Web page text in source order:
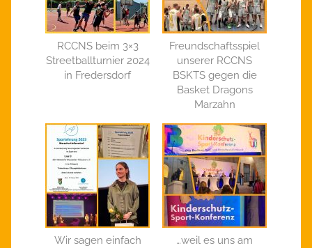
RCCNS beim 3×3
Streetballturnier 2024
in Fredersdorf
Freundschaftsspiel
unserer RCCNS
BSKTS gegen die
Basket Dragons
Marzahn
Wir sagen einfach
…weil es uns am